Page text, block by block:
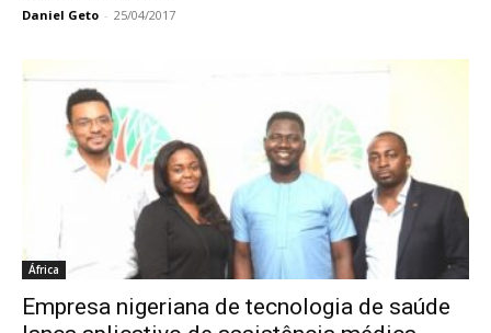
Daniel Geto - 25/04/2017
África
Empresa nigeriana de tecnologia de saúde